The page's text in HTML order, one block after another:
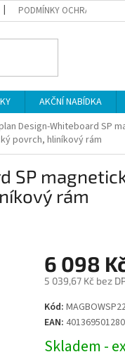
PODMÍNKY OCHRANY
AKČNÍ NABÍDKA
Design-Whiteboard SP
povrch, hliníkový rám
rám
6 098
5 039,67 Kč bez
Měrná
cena:
Kód:
EAN:
Skladem -